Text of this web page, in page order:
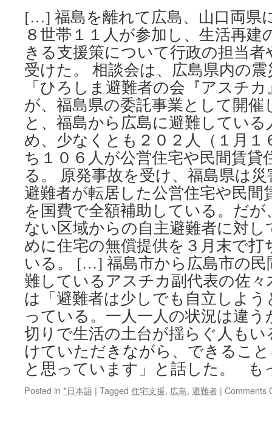
[…] 福島を離れて広島、山口両県
８世帯１１人が参加し、生活再
きる支援策について行政の担当
受けた。 相談会は、広島県内の
「ひろしま避難者の会『アスチ
が、福島県の委託事業として開
と、福島から広島に避難してい
め、少なくとも２０２人（１月１
ち１０６人が公営住宅や民間賃貸
る。 原発事故を受け、福島県は
避難者が転居した公営住宅や民間
を国費で全額補助している。だ
ない区域からの自主避難者に対
めに住宅の無償提供を３月末で
いる。 […] 福島市から広島市の民
難しているアスチカ副代表の佐
は「避難者は少しでも自立しよ
っている。一人一人の状況は違
切りで生活の土台が揺らぐ人も
けていただきながら、できるこ
と思っています」と話した。 も
Posted in *日本語 | Tagged 住宅支援, 広島, 避難者 | Comments